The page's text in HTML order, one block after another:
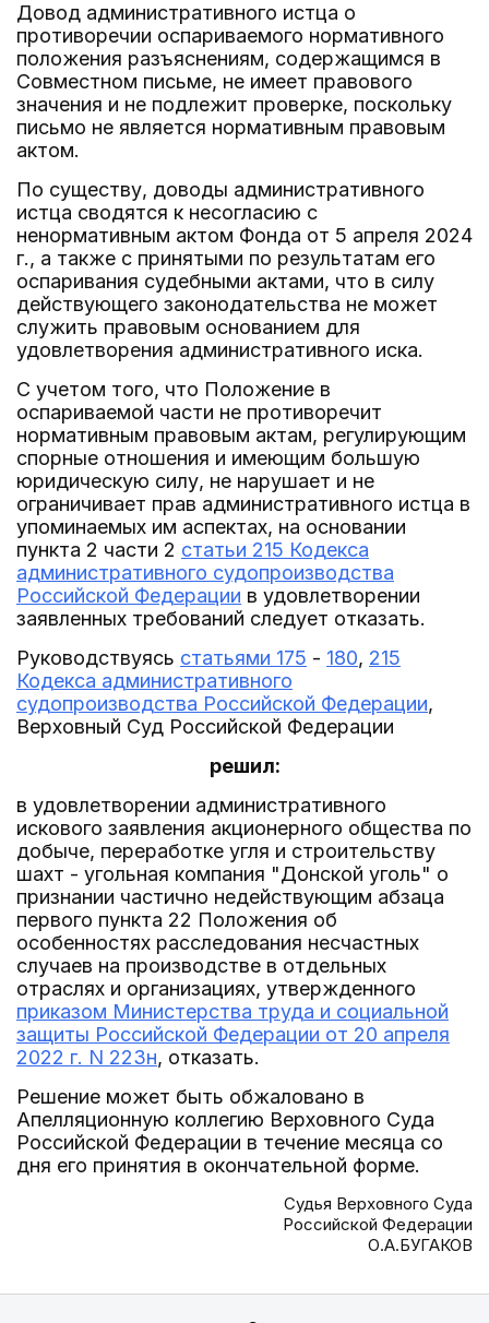
Довод административного истца о
противоречии оспариваемого нормативного
положения разъяснениям, содержащимся в
Совместном письме, не имеет правового
значения и не подлежит проверке, поскольку
письмо не является нормативным правовым
актом.
По существу, доводы административного
истца сводятся к несогласию с
ненормативным актом Фонда от 5 апреля 2024
г., а также с принятыми по результатам его
оспаривания судебными актами, что в силу
действующего законодательства не может
служить правовым основанием для
удовлетворения административного иска.
С учетом того, что Положение в
оспариваемой части не противоречит
нормативным правовым актам, регулирующим
спорные отношения и имеющим большую
юридическую силу, не нарушает и не
ограничивает прав административного истца в
упоминаемых им аспектах, на основании
пункта 2 части 2 статьи 215 Кодекса
административного судопроизводства
Российской Федерации в удовлетворении
заявленных требований следует отказать.
Руководствуясь статьями 175 - 180, 215
Кодекса административного
судопроизводства Российской Федерации,
Верховный Суд Российской Федерации
решил:
в удовлетворении административного
искового заявления акционерного общества по
добыче, переработке угля и строительству
шахт - угольная компания "Донской уголь" о
признании частично недействующим абзаца
первого пункта 22 Положения об
особенностях расследования несчастных
случаев на производстве в отдельных
отраслях и организациях, утвержденного
приказом Министерства труда и социальной
защиты Российской Федерации от 20 апреля
2022 г. N 223н, отказать.
Решение может быть обжаловано в
Апелляционную коллегию Верховного Суда
Российской Федерации в течение месяца со
дня его принятия в окончательной форме.
Судья Верховного Суда
Российской Федерации
О.А.БУГАКОВ